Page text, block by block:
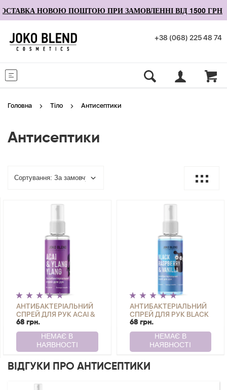
НОВОЮ ПОШТОЮ ПРИ ЗАМОВЛЕННІ ВІД 1500 ГРН
+38 (068) 225 48 74
Головна Тіло Антисептики
Антисептики
АНТИБАКТЕРІАЛЬНИЙ
СПРЕЙ ДЛЯ РУК ACAI &
YLANG YLANG JOKO
BLEND 35 МЛ
68 грн.
АНТИБАКТЕРІАЛЬНИЙ
СПРЕЙ ДЛЯ РУК BLACK
RASPBERRY & VANILLA
JOKO BLEND 35 МЛ
68 грн.
ВІДГУКИ ПРО АНТИСЕПТИКИ